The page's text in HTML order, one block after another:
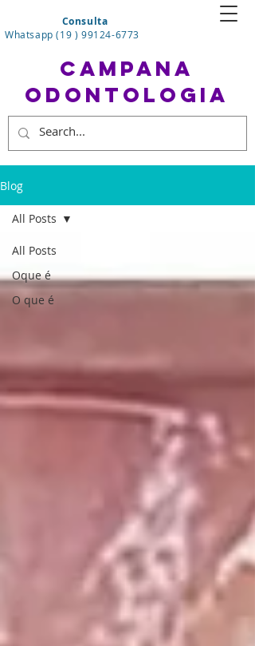
Consulta
Whatsapp (19 ) 99124-6773
CAMPANA
ODONTOLOGIA
Blog
All Posts
Oque é
O que é
All Posts